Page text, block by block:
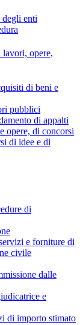
enti
opere,
di beni e
pubblici
di appalti
opere, di concorsi
di idee e di
di
e forniture di
civile
dalle
e
di importo stimato